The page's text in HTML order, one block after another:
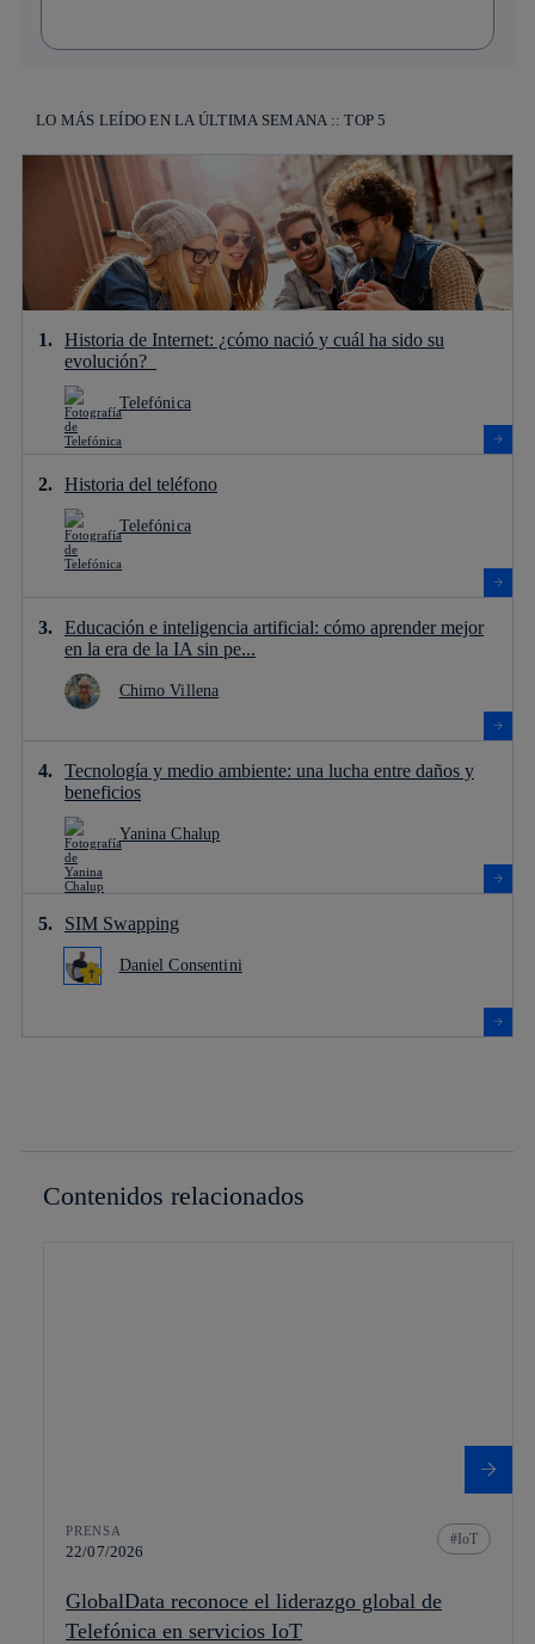
LO MÁS LEÍDO EN LA ÚLTIMA SEMANA :: TOP 5
Historia de Internet: ¿cómo nació y cuál ha sido su
evolución?
Telefónica
Historia del teléfono
Telefónica
Educación e inteligencia artificial: cómo aprender mejor
en la era de la IA sin pe...
Chimo Villena
Tecnología y medio ambiente: una lucha entre daños y
beneficios
Yanina Chalup
SIM Swapping
Daniel Consentini
Contenidos relacionados
PRENSA
22/07/2026
IoT
GlobalData reconoce el liderazgo global de
Telefónica en servicios IoT